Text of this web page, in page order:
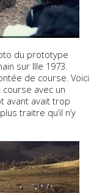
du prototype
sur Ille 1973.
de course. Voici
avec un
avant avait trop
traitre qu’il n’y